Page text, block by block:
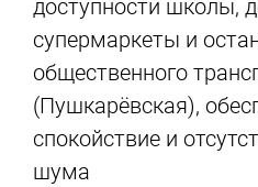
доступности школы,
супермаркеты и
общественного
(Пушкарёвская),
спокойствие и
шума